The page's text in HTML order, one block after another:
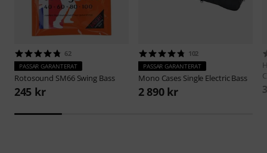
62
PASSAR GARANTERAT
Rotosound SM66 Swing Bass
245 kr
102
PASSAR GARANTERAT
Mono Cases Single Electric Bass
2 890 kr